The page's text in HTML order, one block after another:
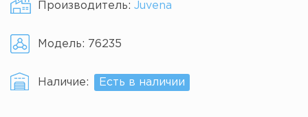
Производитель: Juvena
Модель: 76235
Наличие: Есть в наличии